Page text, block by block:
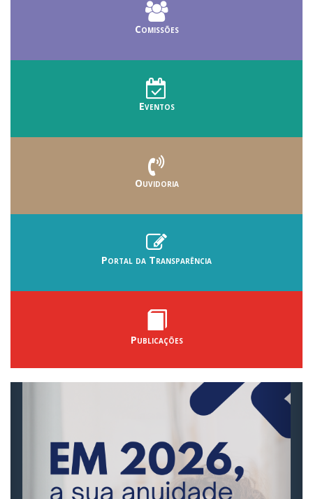
Comissões
Eventos
Ouvidoria
Portal da Transparência
Publicações